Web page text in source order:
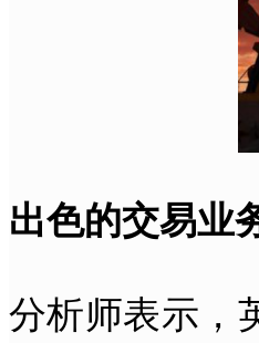
出色的交易业
分析师表示，